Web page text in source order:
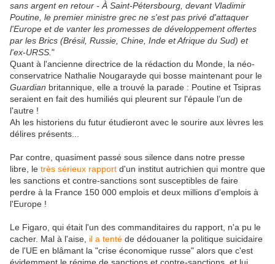
sans argent en retour - À Saint-Pétersbourg, devant Vladimir
Poutine, le premier ministre grec ne s'est pas privé d'attaquer
l'Europe et de vanter les promesses de développement offertes
par les Brics (Brésil, Russie, Chine, Inde et Afrique du Sud) et
l'ex-URSS. "
Quant à l'ancienne directrice de la rédaction du Monde, la néo-
conservatrice Nathalie Nougarayde qui bosse maintenant pour le
Guardian britannique, elle a trouvé la parade : Poutine et Tsipras
seraient en fait des humiliés qui pleurent sur l'épaule l’un de
l'autre !
Ah les historiens du futur étudieront avec le sourire aux lèvres les
délires présents...
Par contre, quasiment passé sous silence dans notre presse
libre, le très sérieux rapport d'un institut autrichien qui montre que
les sanctions et contre-sanctions sont susceptibles de faire
perdre à la France 150 000 emplois et deux millions d'emplois à
l'Europe !
Le Figaro, qui était l'un des commanditaires du rapport, n'a pu le
cacher. Mal à l'aise, il a tenté de dédouaner la politique suicidaire
de l'UE en blâmant la "crise économique russe" alors que c'est